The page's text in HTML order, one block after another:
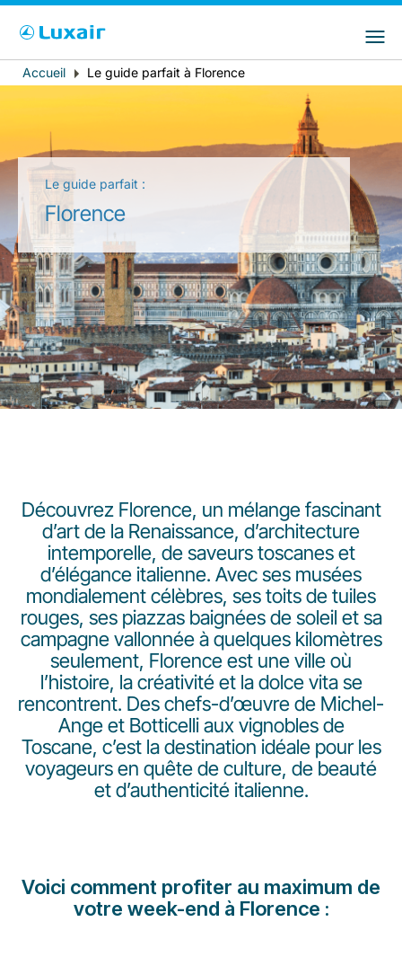
LuxairTours
LuxairGroup
Pays de résidence Langue préférée
Fil
Accueil Le guide parfait à Florence
Le guide parfait :
Florence
Découvrez Florence, un mélange fascinant
d’art de la Renaissance, d’architecture
intemporelle, de saveurs toscanes et
d’élégance italienne. Avec ses musées
mondialement célèbres, ses toits de tuiles
rouges, ses piazzas baignées de soleil et sa
campagne vallonnée à quelques kilomètres
seulement, Florence est une ville où
l’histoire, la créativité et la dolce vita se
rencontrent. Des chefs-d’œuvre de Michel-
Ange et Botticelli aux vignobles de
Toscane, c’est la destination idéale pour les
voyageurs en quête de culture, de beauté
et d’authenticité italienne.
Voici comment profiter au maximum de
votre week-end à Florence :